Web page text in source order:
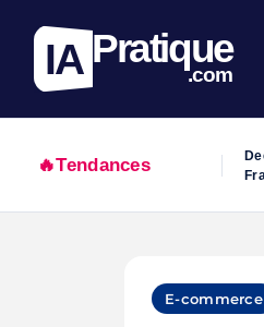
IA Pratique
.com
🔥Tendances
E-commerce